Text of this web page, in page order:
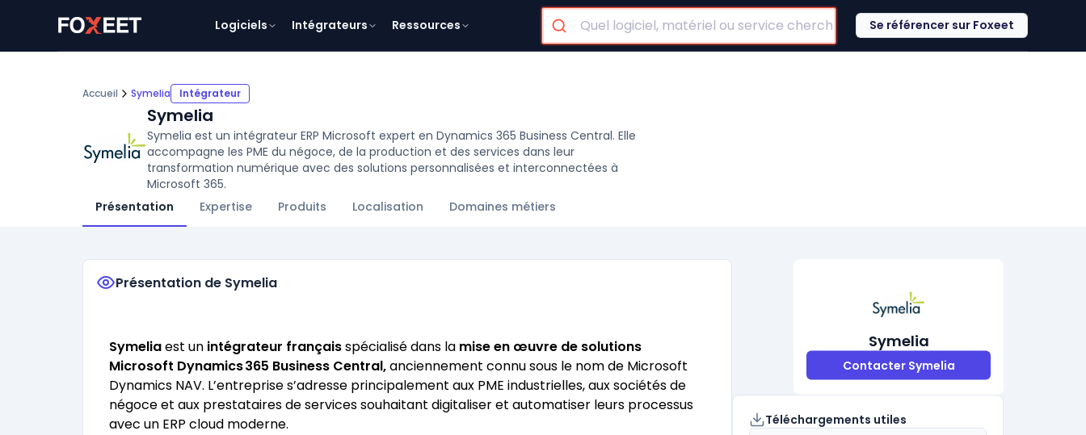
Logiciels Intégrateurs Ressources Se référencer sur Foxeet
Accueil Symelia Intégrateur
Symelia
Symelia est un intégrateur ERP Microsoft expert en Dynamics 365 Business Central. Elle
accompagne les PME du négoce, de la production et des services dans leur
transformation numérique avec des solutions personnalisées et interconnectées à
Microsoft 365.
Présentation
Expertise Produits Localisation Domaines métiers
Symelia
Contacter Symelia
Téléchargements utiles
Présentation de Symelia
Symeliaest un intégrateur françaisspécialisé dans la mise en œuvre de solutions
Microsoft Dynamics 365 Business Central,anciennement connu sous le nom de Microsoft
Dynamics NAV. L’entreprise s’adresse principalement aux PME industrielles, aux sociétés de
négoce et aux prestataires de services souhaitant digitaliser et automatiser leurs processus
avec un ERP cloud moderne.